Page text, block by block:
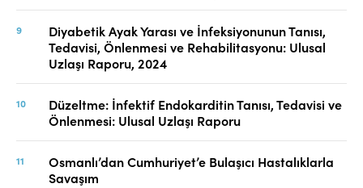
Diyabetik Ayak Yarası ve İnfeksiyonunun Tanısı,
Tedavisi, Önlenmesi ve Rehabilitasyonu: Ulusal
Uzlaşı Raporu, 2024
Düzeltme: İnfektif Endokarditin Tanısı, Tedavisi ve
Önlenmesi: Ulusal Uzlaşı Raporu
Osmanlı’dan Cumhuriyet’e Bulaşıcı Hastalıklarla
Savaşım